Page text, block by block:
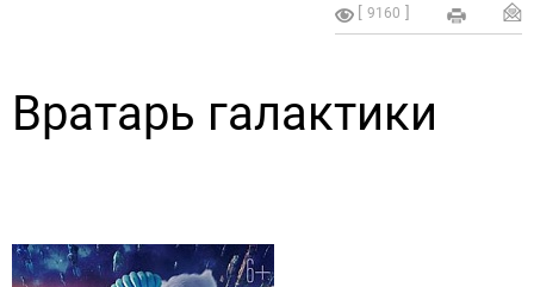
9160
Вратарь галактики